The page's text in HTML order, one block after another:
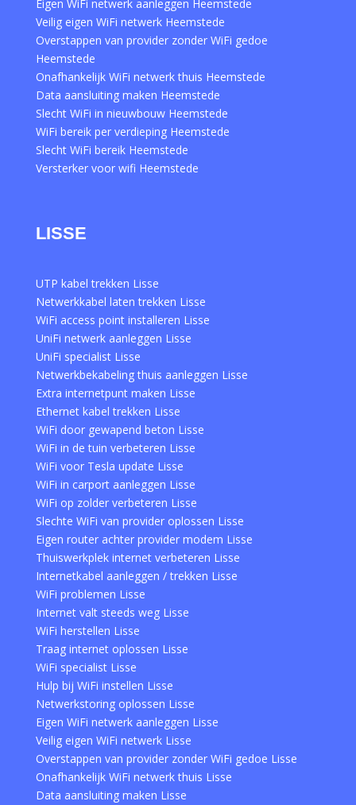
Eigen WiFi netwerk aanleggen Heemstede
Veilig eigen WiFi netwerk Heemstede
Overstappen van provider zonder WiFi gedoe
Heemstede
Onafhankelijk WiFi netwerk thuis Heemstede
Data aansluiting maken Heemstede
Slecht WiFi in nieuwbouw Heemstede
WiFi bereik per verdieping Heemstede
Slecht WiFi bereik Heemstede
Versterker voor wifi Heemstede
LISSE
UTP kabel trekken Lisse
Netwerkkabel laten trekken Lisse
WiFi access point installeren Lisse
UniFi netwerk aanleggen Lisse
UniFi specialist Lisse
Netwerkbekabeling thuis aanleggen Lisse
Extra internetpunt maken Lisse
Ethernet kabel trekken Lisse
WiFi door gewapend beton Lisse
WiFi in de tuin verbeteren Lisse
WiFi voor Tesla update Lisse
WiFi in carport aanleggen Lisse
WiFi op zolder verbeteren Lisse
Slechte WiFi van provider oplossen Lisse
Eigen router achter provider modem Lisse
Thuiswerkplek internet verbeteren Lisse
Internetkabel aanleggen / trekken Lisse
WiFi problemen Lisse
Internet valt steeds weg Lisse
WiFi herstellen Lisse
Traag internet oplossen Lisse
WiFi specialist Lisse
Hulp bij WiFi instellen Lisse
Netwerkstoring oplossen Lisse
Eigen WiFi netwerk aanleggen Lisse
Veilig eigen WiFi netwerk Lisse
Overstappen van provider zonder WiFi gedoe Lisse
Onafhankelijk WiFi netwerk thuis Lisse
Data aansluiting maken Lisse